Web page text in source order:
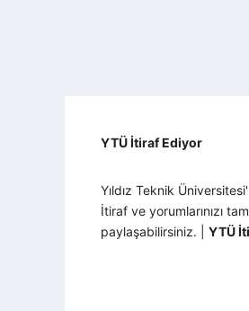
YTÜ İtiraf Ediyor
Yıldız Teknik
İtiraf ve yorumlarınızı
paylaşabilirsiniz. | YTÜ